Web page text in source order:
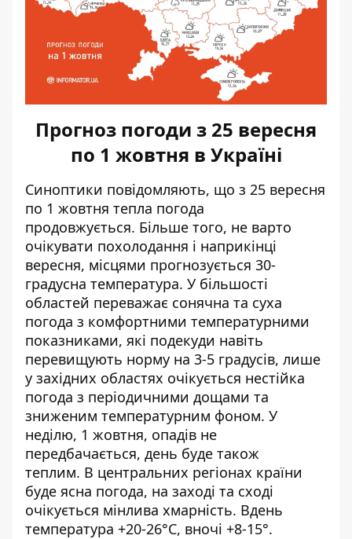
Прогноз погоди з 25 вересня
по 1 жовтня в Україні
Синоптики повідомляють, що з 25 вересня
по 1 жовтня тепла погода
продовжується. Більше того, не варто
очікувати похолодання і наприкінці
вересня, місцями прогнозується 30-
градусна температура. У більшості
областей переважає сонячна та суха
погода з комфортними температурними
показниками, які подекуди навіть
перевищують норму на 3-5 градусів, лише
у західних областях очікується нестійка
погода з періодичними дощами та
зниженим температурним фоном. У
неділю, 1 жовтня, опадів не
передбачається, день буде також
теплим. В центральних регіонах країни
буде ясна погода, на заході та сході
очікується мінлива хмарність. Вдень
температура +20-26°С, вночі +8-15°.